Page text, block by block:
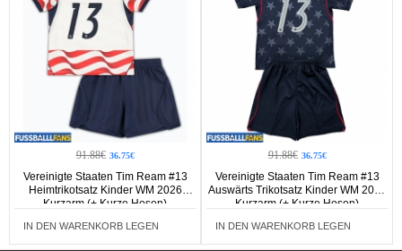
91.88€ 36.75€
Vereinigte Staaten Tim Ream #13
Heimtrikotsatz Kinder WM 2026
Kurzarm (+ Kurze Hosen)
IN DEN WARENKORB LEGEN
91.88€ 36.75€
Vereinigte Staaten Tim Ream #13
Auswärts Trikotsatz Kinder WM 2026
Kurzarm (+ Kurze Hosen)
IN DEN WARENKORB LEGEN